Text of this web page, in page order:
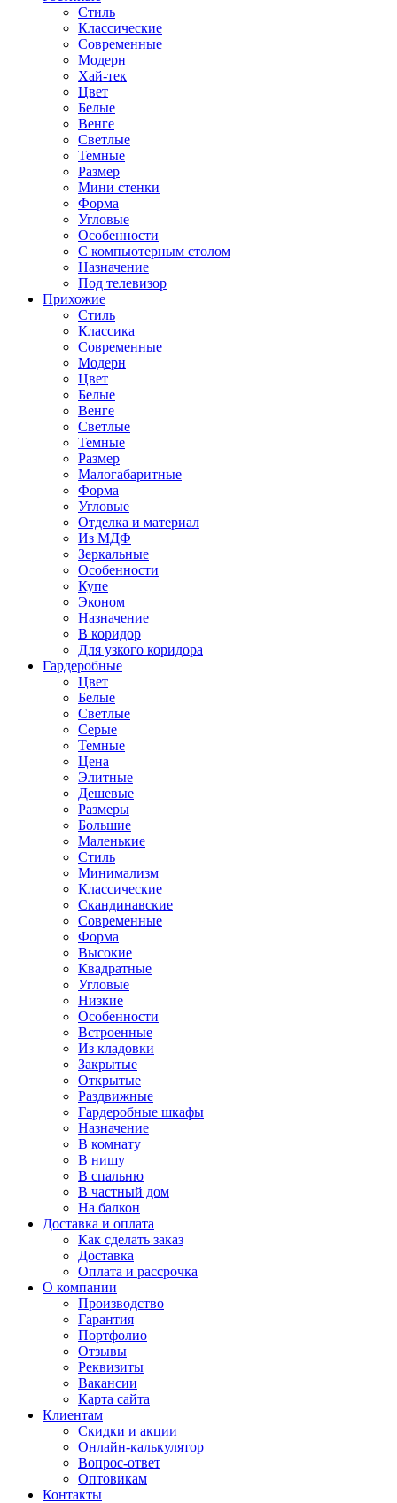
Стиль
Классические
Современные
Модерн
Хай-тек
Цвет
Белые
Венге
Светлые
Темные
Размер
Мини стенки
Форма
Угловые
Особенности
С компьютерным столом
Назначение
Под телевизор
Прихожие
Стиль
Классика
Современные
Модерн
Цвет
Белые
Венге
Светлые
Темные
Размер
Малогабаритные
Форма
Угловые
Отделка и материал
Из МДФ
Зеркальные
Особенности
Купе
Эконом
Назначение
В коридор
Для узкого коридора
Гардеробные
Цвет
Белые
Светлые
Серые
Темные
Цена
Элитные
Дешевые
Размеры
Большие
Маленькие
Стиль
Минимализм
Классические
Скандинавские
Современные
Форма
Высокие
Квадратные
Угловые
Низкие
Особенности
Встроенные
Из кладовки
Закрытые
Открытые
Раздвижные
Гардеробные шкафы
Назначение
В комнату
В нишу
В спальню
В частный дом
На балкон
Доставка и оплата
Как сделать заказ
Доставка
Оплата и рассрочка
О компании
Производство
Гарантия
Портфолио
Отзывы
Реквизиты
Вакансии
Карта сайта
Клиентам
Скидки и акции
Онлайн-калькулятор
Вопрос-ответ
Оптовикам
Контакты